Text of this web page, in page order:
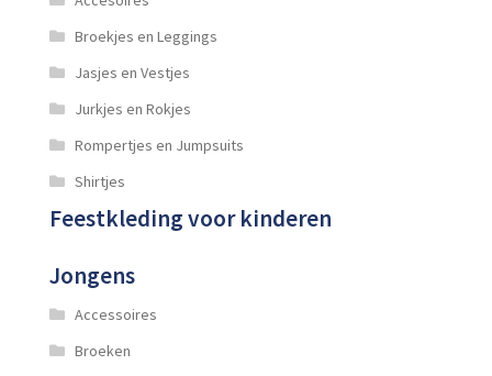
Broekjes en Leggings
Jasjes en Vestjes
Jurkjes en Rokjes
Rompertjes en Jumpsuits
Shirtjes
Feestkleding voor kinderen
Jongens
Accessoires
Broeken